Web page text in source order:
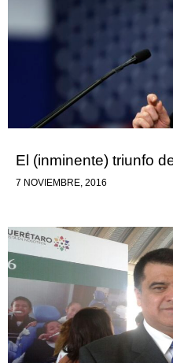
El (inminente) triunfo
7 NOVIEMBRE, 2016